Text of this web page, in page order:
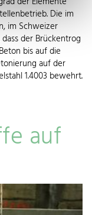
Die im
im Schweizer
der Brückentrog
bis auf die
auf der
1.4003 bewehrt.
auf